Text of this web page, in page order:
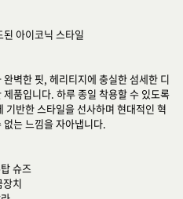
아이코닉 스타일
벽한 핏, 헤리티지에 충실한 섬세한 디
품입니다. 하루 종일 착용할 수 있도록
반한 스타일을 선사하며 현대적인 혁
는 느낌을 자아냅니다.
슈즈
장치